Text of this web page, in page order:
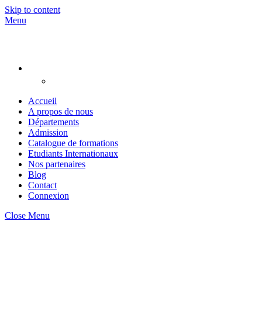
Skip to content
Menu
Accueil
A propos de nous
Départements
Admission
Catalogue de formations
Etudiants Internationaux
Nos partenaires
Blog
Contact
Connexion
Close Menu